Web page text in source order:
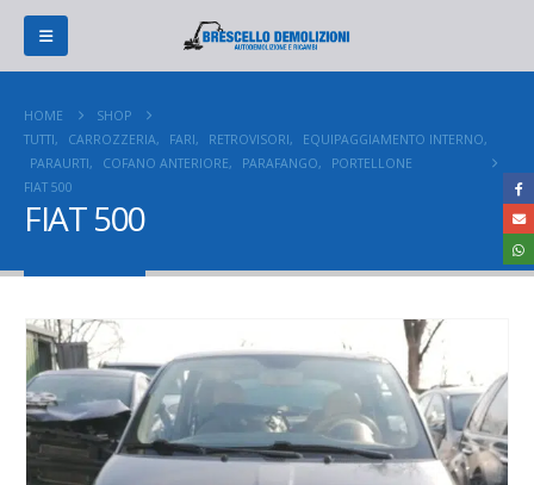
HOME
SHOP
TUTTI, CARROZZERIA, FARI, RETROVISORI, EQUIPAGGIAMENTO INTERNO,
PARAURTI, COFANO ANTERIORE, PARAFANGO,
PORTELLONE
FIAT 500
FIAT 500